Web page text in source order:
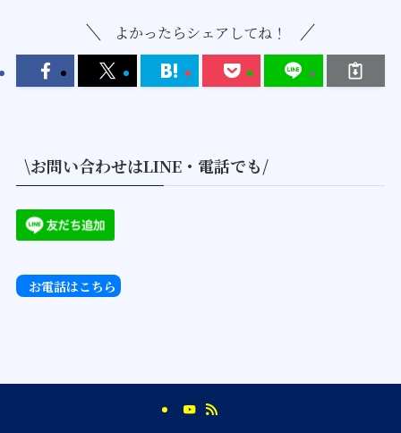
よかったらシェアしてね！
\お問い合わせはLINE・電話でも/
お電話はこちら